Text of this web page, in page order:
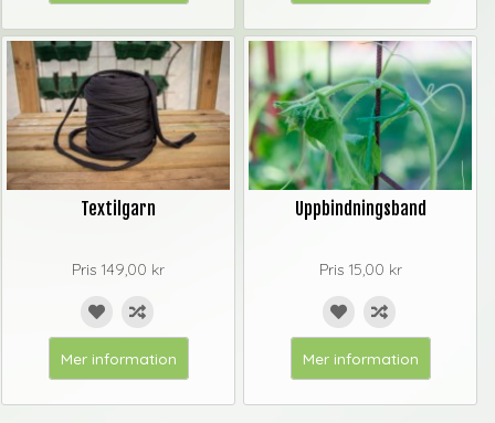
Textilgarn
Pris 149,00 kr
Mer information
Uppbindningsband
Pris 15,00 kr
Mer information